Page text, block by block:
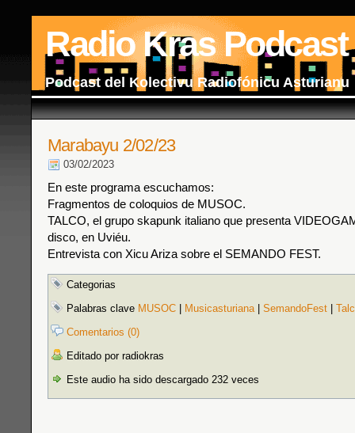
Radio Kras Podcast
Podcast del Kolectivu Radiofónicu Asturianu
Marabayu 2/02/23
03/02/2023
En este programa escuchamos:
Fragmentos de coloquios de MUSOC.
TALCO, el grupo skapunk italiano que presenta
disco, en Uviéu.
Entrevista con Xicu Ariza sobre el SEMANDO FEST.
Categorias
Palabras clave MUSOC Musicasturiana| SemandoFest
Comentarios (0)
Editado por radiokras
Este audio ha sido descargado 232 veces